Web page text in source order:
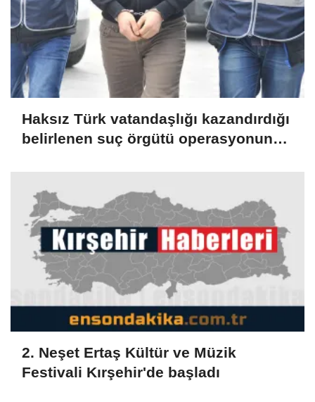
Haksız Türk vatandaşlığı kazandırdığı
belirlenen suç örgütü operasyonunda
2. Neşet Ertaş Kültür ve Müzik
Festivali Kırşehir'de başladı